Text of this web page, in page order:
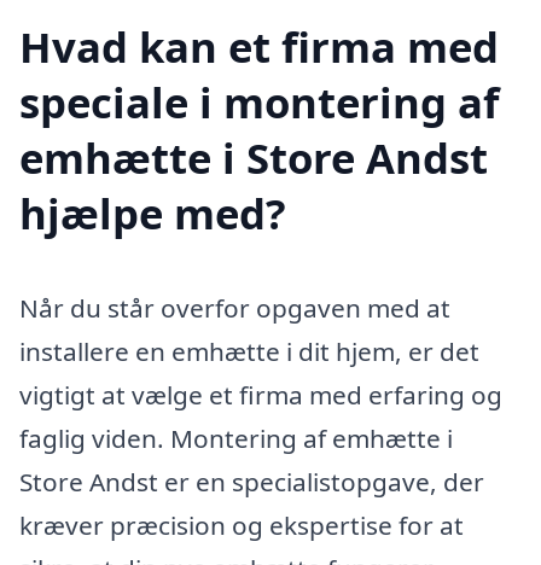
Hvad kan et firma med
speciale i montering af
emhætte i Store Andst
hjælpe med?
Når du står overfor opgaven med at
installere en emhætte i dit hjem, er det
vigtigt at vælge et firma med erfaring og
faglig viden. Montering af emhætte i
Store Andst er en specialistopgave, der
kræver præcision og ekspertise for at